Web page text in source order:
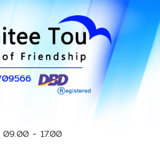
09.00 - 17.00